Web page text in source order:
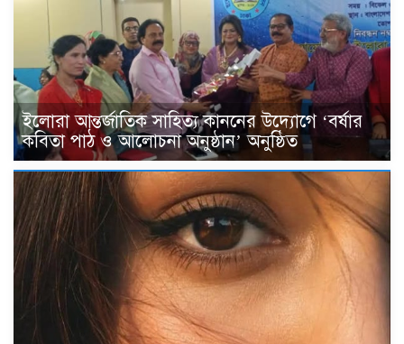
ইলোরা আন্তর্জাতিক সাহিত্য কাননের উদ্যোগে ‘বর্ষার
কবিতা পাঠ ও আলোচনা অনুষ্ঠান’ অনুষ্ঠিত